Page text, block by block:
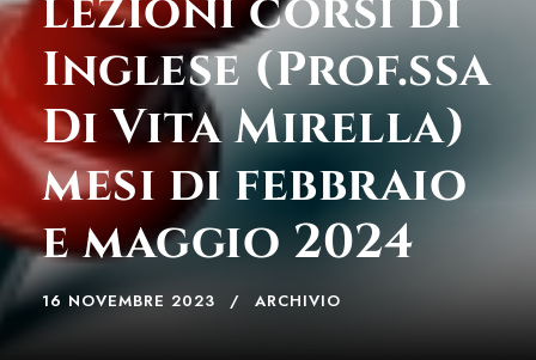
Inglese (Prof.ssa
Di Vita Mirella)
mesi di febbraio
e maggio 2024
16 NOVEMBRE 2023 ARCHIVIO